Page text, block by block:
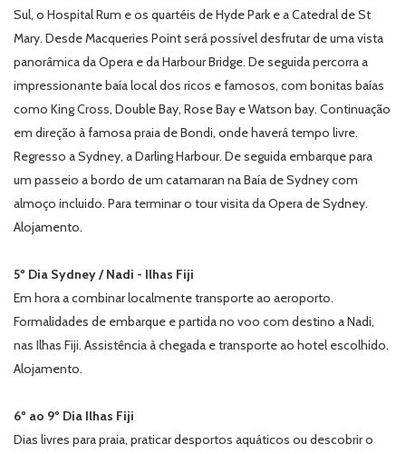
Sul, o Hospital Rum e os quartéis de Hyde Park e a Catedral de St
Mary. Desde Macqueries Point será possível desfrutar de uma vista
panorâmica da Opera e da Harbour Bridge. De seguida percorra a
impressionante baía local dos ricos e famosos, com bonitas baías
como King Cross, Double Bay, Rose Bay e Watson bay. Continuação
em direção à famosa praia de Bondi, onde haverá tempo livre.
Regresso a Sydney, a Darling Harbour. De seguida embarque para
um passeio a bordo de um catamaran na Baía de Sydney com
almoço incluido. Para terminar o tour visita da Opera de Sydney.
Alojamento.
5º Dia Sydney / Nadi - Ilhas Fiji
Em hora a combinar localmente transporte ao aeroporto.
Formalidades de embarque e partida no voo com destino a Nadi,
nas Ilhas Fiji. Assistência à chegada e transporte ao hotel escolhido.
Alojamento.
6º ao 9º Dia Ilhas Fiji
Dias livres para praia, praticar desportos aquáticos ou descobrir o